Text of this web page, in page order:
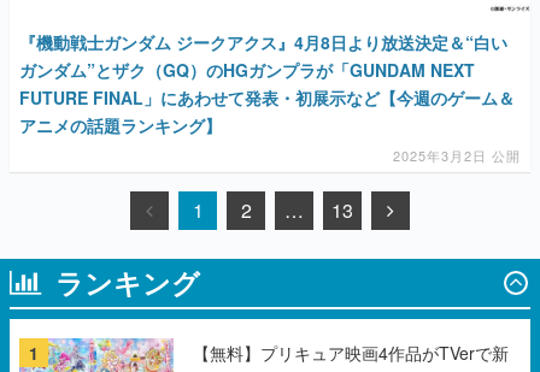
『機動戦士ガンダム ジークアクス』4月8日より放送決定＆“白い
ガンダム”とザク（GQ）のHGガンプラが「GUNDAM NEXT
FUTURE FINAL」にあわせて発表・初展示など【今週のゲーム＆
アニメの話題ランキング】
2025年3月2日 公開
1 2 … 13
ランキング
1
【無料】プリキュア映画4作品がTVerで新